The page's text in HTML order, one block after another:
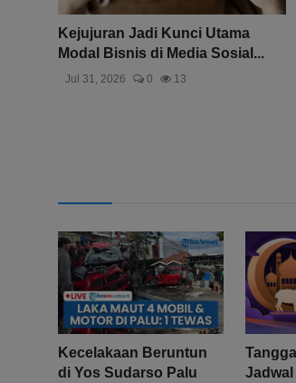
Kejujuran Jadi Kunci Utama
Modal Bisnis di Media Sosial...
Jul 31, 2026 0 13
Kecelakaan Beruntun
di Yos Sudarso Palu